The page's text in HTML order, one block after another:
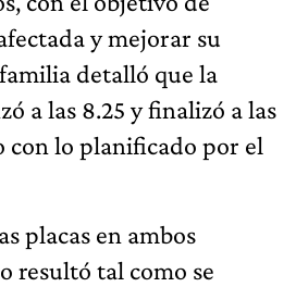
y mejorar su
detalló que la
a las 8.25 y finalizó a las
con lo planificado por el
placas en ambos
resultó tal como se